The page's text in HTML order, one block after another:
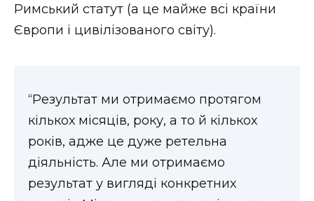
Римський статут (а це майже всі країни
Європи і цивілізованого світу).
“Результат ми отримаємо протягом
кількох місяців, року, а то й кількох
років, адже це дуже ретельна
діяльність. Але ми отримаємо
результат у вигляді конкретних